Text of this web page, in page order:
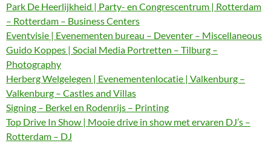
Park De Heerlijkheid | Party- en Congrescentrum | Rotterdam
– Rotterdam – Business Centers
Eventvisie | Evenementen bureau – Deventer – Miscellaneous
Guido Koppes | Social Media Portretten – Tilburg –
Photography
Herberg Welgelegen | Evenementenlocatie | Valkenburg –
Valkenburg – Castles and Villas
Signing – Berkel en Rodenrijs – Printing
Top Drive In Show | Mooie drive in show met ervaren DJ’s –
Rotterdam – DJ